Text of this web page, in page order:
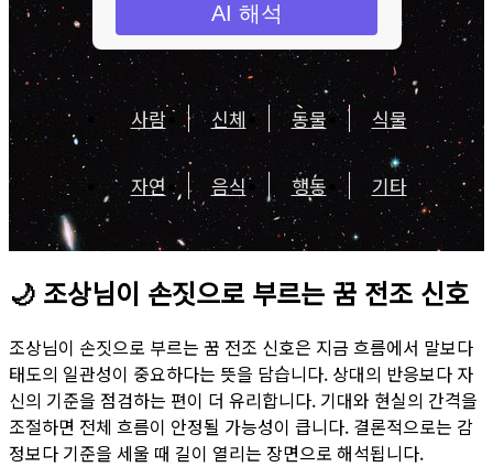
AI 해석
사람 신체 동물 식물
자연 음식 행동 기타
🌙 조상님이 손짓으로 부르는 꿈 전조 신호
조상님이 손짓으로 부르는 꿈 전조 신호은 지금 흐름에서 말보다
태도의 일관성이 중요하다는 뜻을 담습니다. 상대의 반응보다 자
신의 기준을 점검하는 편이 더 유리합니다. 기대와 현실의 간격을
조절하면 전체 흐름이 안정될 가능성이 큽니다. 결론적으로는 감
정보다 기준을 세울 때 길이 열리는 장면으로 해석됩니다.